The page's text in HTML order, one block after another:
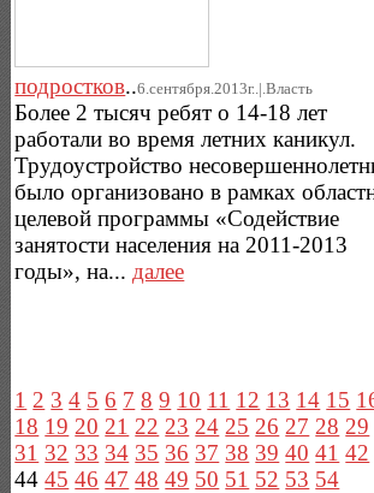
подростков..6.сентября.2013г..|.Власть
Более 2 тысяч ребят о 14-18 лет
работали во время летних каникул.
Трудоустройство
было организовано в рамках
целевой программы «Содействие
занятости населения на 2011-2013
годы», на...далее
1 2 3 4 5 6 7 8 9 10 11 12 13 14 15
18 19 20 21 22 23 24 25 26 27 28 29
31 32 33 34 35 36 37 38 39 40 41 42
44 45 46 47 48 49 50 51 52 53 54